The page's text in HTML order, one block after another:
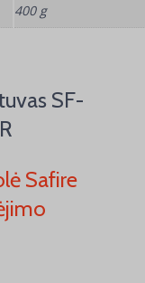
400 g
SF-
Safire